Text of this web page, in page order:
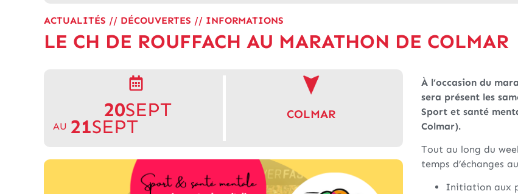
ACTUALITÉS // DÉCOUVERTES // INFORMATIONS
LE CH DE ROUFFACH AU MARATHON DE COLMAR
20SEPT
AU 21SEPT
COLMAR
À l’occasion du
sera présent les
Sport et santé
Colmar).
Tout au long du
temps d’échanges
Initiation aux